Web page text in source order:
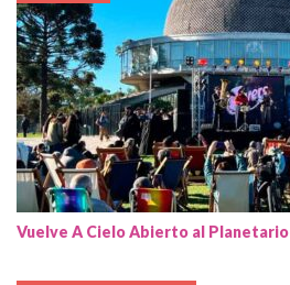
Vuelve A Cielo Abierto al